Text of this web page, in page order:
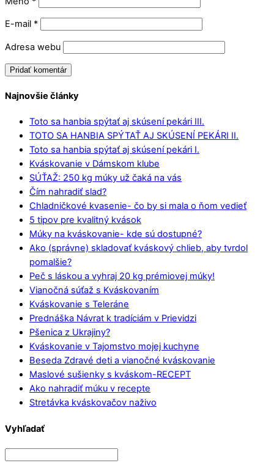
E-mail *
Adresa webu
Najnovšie články
Toto sa hanbia spýtať aj skúsení pekári III.
TOTO SA HANBIA SPÝTAŤ AJ SKÚSENÍ PEKÁRI II.
Toto sa hanbia spýtať aj skúsení pekári I.
Kváskovanie v Dámskom klube
SÚŤAŽ: 250 kg múky už čaká na vás
Čím nahradiť slad?
Chladničkové kvasenie- čo by si mala o ňom vedieť
5 tipov pre kvalitný kvások
Múky na kváskovanie- kde sú dostupné?
Ako (správne) skladovať kváskový chlieb, aby tvrdol
pomalšie?
Peč s láskou a vyhraj 20 kg prémiovej múky!
Vianočná súťaž s Kváskovaním
Kváskovanie s Teleráne
Prednáška Návrat k tradíciám v Prievidzi
Pšenica z Ukrajiny?
Kváskovanie v Tajomstvo mojej kuchyne
Beseda Zdravé deti a vianočné kváskovanie
Maslové sušienky s kváskom-RECEPT
Ako nahradiť múku v recepte
Stretávka kváskovačov naživo
Vyhľadať